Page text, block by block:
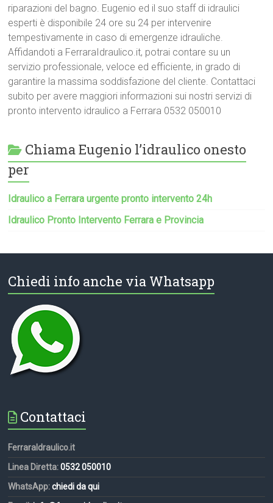
riparazioni del bagno. Eugenio ed il suo staff di idraulici
esperti è disponibile 24 ore su 24 per intervenire
tempestivamente in caso di emergenze idrauliche.
Affidandoti a FerraraIdraulico.it, potrai contare su un
servizio professionale, veloce ed efficiente, in grado di
garantire la massima soddisfazione del cliente. Contattaci
subito per avere maggiori informazioni sui nostri servizi di
pronto intervento idraulico a Ferrara 0532 050010
Chiama Eugenio l’idraulico onesto
per
Idraulico a Ferrara urgente pronto intervento 24h
Idraulico Pronto Intervento Ferrara e Provincia
Chiedi info anche via Whatsapp
Contattaci
FerraraIdraulico.it
Linea Diretta:0532 050010
WhatsApp:chiedi da qui